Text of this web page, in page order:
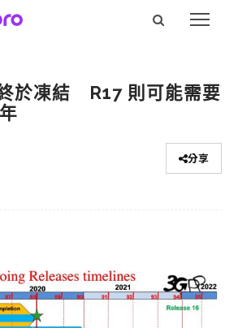
於凍結 R17 則可能需要
分享